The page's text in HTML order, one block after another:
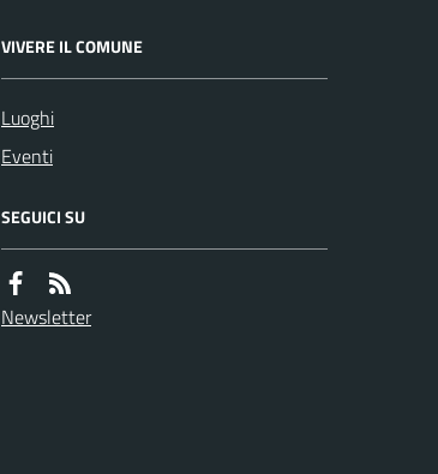
VIVERE IL COMUNE
Luoghi
Eventi
SEGUICI SU
Newsletter